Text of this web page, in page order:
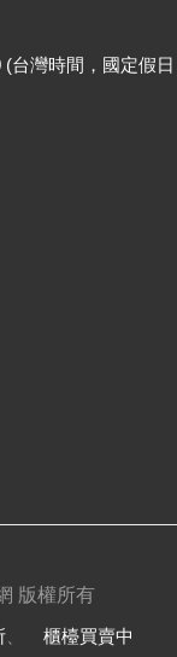
台灣時間，國定假日
版權所有
櫃檯買賣中